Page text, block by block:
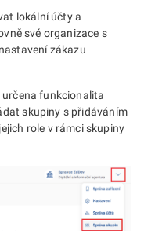
lokální účty a
své organizace s
zákazu
funkcionalita
skupiny s přidáváním
role v rámci skupiny